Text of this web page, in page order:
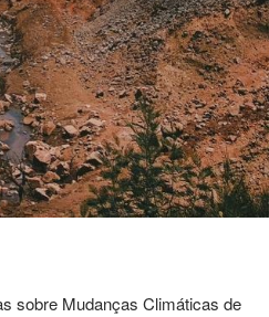
sobre Mudanças Climáticas de